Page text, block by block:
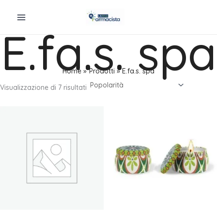
E.fa.s. spa
Home Prodotti
E.fa.s. spa
Visualizzazione di 7 risultati Popolarità